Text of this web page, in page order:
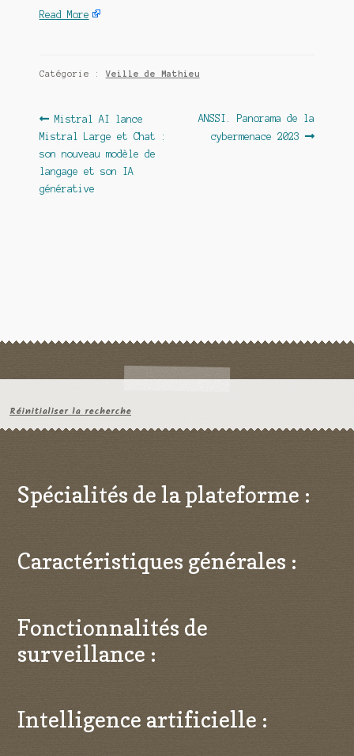
Read More
Catégorie :Veille de Mathieu
Navigation
de
l’article
Article
précédent :
Mistral AI lance
Mistral Large et Chat :
son nouveau modèle de
langage et son IA
générative
Article
suivant :
ANSSI. Panorama de la
cybermenace 2023
Réinitialiser la recherche
Spécialités de la plateforme :
Caractéristiques générales :
Fonctionnalités de
surveillance :
Intelligence artificielle :